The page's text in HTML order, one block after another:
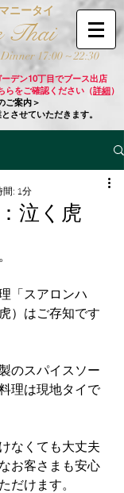
ニータイ
Thai
Dinner 17:00 ~ 22:30
デン10丁目でブース出店
らをご確認ください（詳細）
ご案内＞
させていただきます。
泣く虎
間: 1分
「スアロンハ
）はご存知です
のスパイスソー
理は現地タイで
なくても大丈夫
お客さまも安心
だけます。